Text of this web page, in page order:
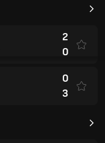
2
0
0
3